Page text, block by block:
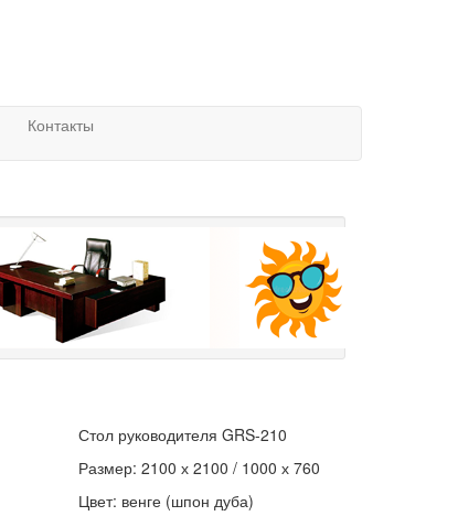
Контакты
Стол руководителя GRS-210
Размер: 2100 х 2100 / 1000 х 760
Цвет: венге (шпон дуба)